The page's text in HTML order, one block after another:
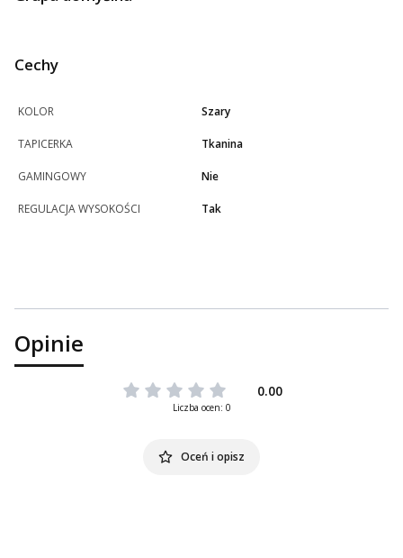
Cechy
KOLOR Szary
TAPICERKA Tkanina
GAMINGOWY Nie
REGULACJA WYSOKOŚCI Tak
Opinie
0.00
Liczba ocen: 0
Oceń i opisz